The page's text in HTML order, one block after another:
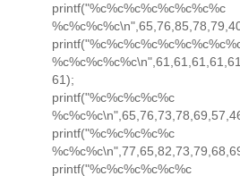
printf("%c%c%c%c%c%c%c%c
61);
printf("%c%c%c%c%c
printf("%c%c%c%c%c
printf("%c%c%c%c%c%c